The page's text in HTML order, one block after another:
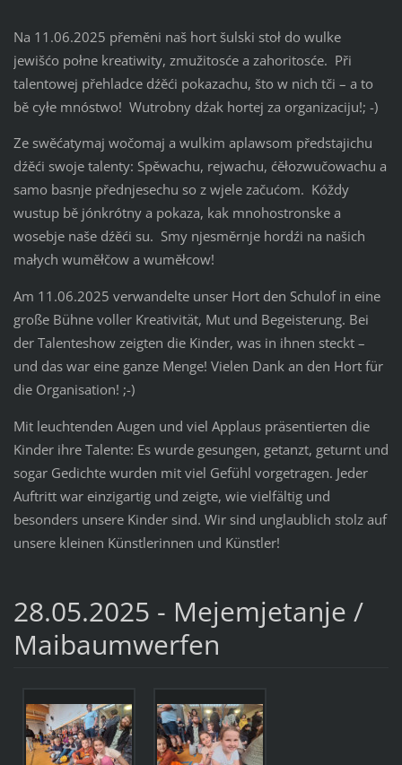
Na 11.06.2025 přeměni naš hort šulski stoł do wulke
jewišćo połne kreatiwity, zmužitosće a zahoritosće. Při
talentowej přehladce dźěći pokazachu, što w nich tči – a to
bě cyłe mnóstwo! Wutrobny dźak hortej za organizaciju!; -)
Ze swěćatymaj wočomaj a wulkim aplawsom předstajichu
dźěći swoje talenty: Spěwachu, rejwachu, ćěłozwučowachu a
samo basnje přednjesechu so z wjele začućom. Kóždy
wustup bě jónkrótny a pokaza, kak mnohostronske a
wosebje naše dźěći su. Smy njesměrnje hordźi na našich
małych wuměłčow a wuměłcow!
Am 11.06.2025 verwandelte unser Hort den Schulof in eine
große Bühne voller Kreativität, Mut und Begeisterung. Bei
der Talenteshow zeigten die Kinder, was in ihnen steckt –
und das war eine ganze Menge! Vielen Dank an den Hort für
die Organisation! ;-)
Mit leuchtenden Augen und viel Applaus präsentierten die
Kinder ihre Talente: Es wurde gesungen, getanzt, geturnt und
sogar Gedichte wurden mit viel Gefühl vorgetragen. Jeder
Auftritt war einzigartig und zeigte, wie vielfältig und
besonders unsere Kinder sind. Wir sind unglaublich stolz auf
unsere kleinen Künstlerinnen und Künstler!
28.05.2025 - Mejemjetanje /
Maibaumwerfen